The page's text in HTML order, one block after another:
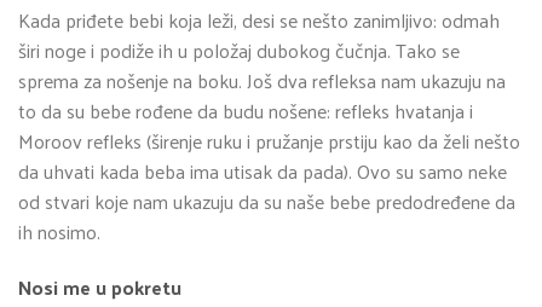
Kada priđete bebi koja leži, desi se nešto zanimljivo: odmah
širi noge i podiže ih u položaj dubokog čučnja. Tako se
sprema za nošenje na boku. Još dva refleksa nam ukazuju na
to da su bebe rođene da budu nošene: refleks hvatanja i
Moroov refleks (širenje ruku i pružanje prstiju kao da želi nešto
da uhvati kada beba ima utisak da pada). Ovo su samo neke
od stvari koje nam ukazuju da su naše bebe predodređene da
ih nosimo.
Nosi me u pokretu